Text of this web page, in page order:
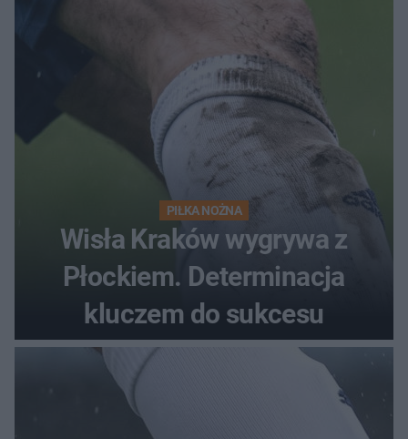
PIŁKA NOŻNA
Wisła Kraków wygrywa z
Płockiem. Determinacja
kluczem do sukcesu